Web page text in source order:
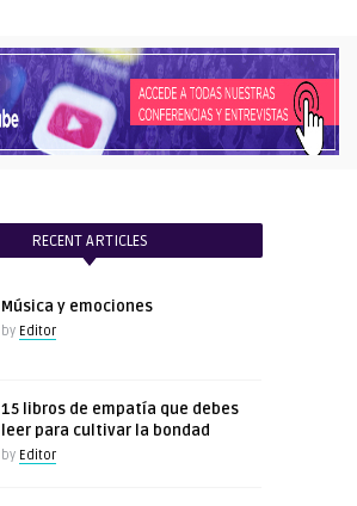
RECENT ARTICLES
Música y emociones
by Editor
15 libros de empatía que debes
leer para cultivar la bondad
by Editor